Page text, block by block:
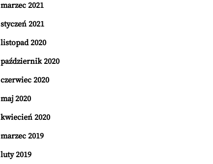
marzec 2021
styczeń 2021
listopad 2020
październik 2020
czerwiec 2020
maj 2020
kwiecień 2020
marzec 2019
luty 2019